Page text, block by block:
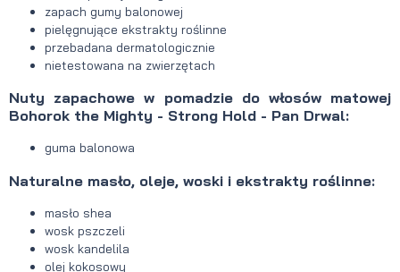
zapach gumy balonowej
pielęgnujące ekstrakty roślinne
przebadana dermatologicznie
nietestowana na zwierzętach
Nuty zapachowe w pomadzie do włosów matowej
Bohorok the Mighty - Strong Hold - Pan Drwal:
guma balonowa
Naturalne masło, oleje, woski i ekstrakty roślinne:
masło shea
wosk pszczeli
wosk kandelila
olej kokosowy